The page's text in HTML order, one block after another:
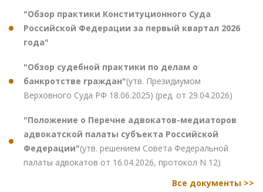
"Обзор практики Конституционного Суда
Российской Федерации за первый квартал 2026
года"
"Обзор судебной практики по делам о
банкротстве граждан"(утв. Президиумом
Верховного Суда РФ 18.06.2025) (ред. от 29.04.2026)
"Положение о Перечне адвокатов-медиаторов
адвокатской палаты субъекта Российской
Федерации"(утв. решением Совета Федеральной
палаты адвокатов от 16.04.2026, протокол N 12)
Все документы >>